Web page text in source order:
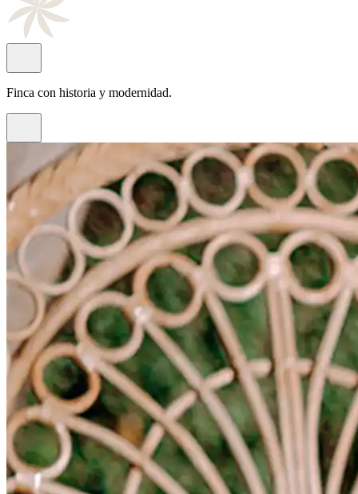
Con el sello del chef Juan Antonio Rayos.